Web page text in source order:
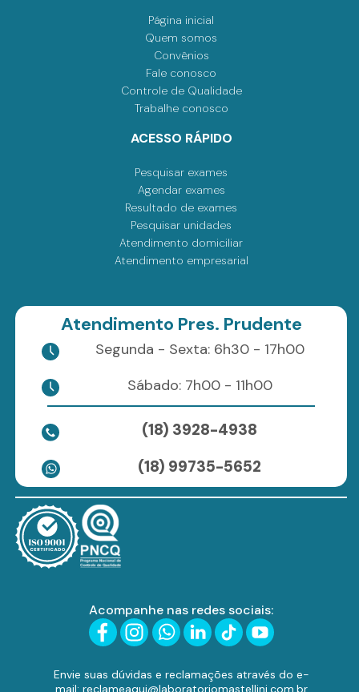
Página inicial
Quem somos
Convênios
Fale conosco
Controle de Qualidade
Trabalhe conosco
ACESSO RÁPIDO
Pesquisar exames
Agendar exames
Resultado de exames
Pesquisar unidades
Atendimento domiciliar
Atendimento empresarial
Atendimento Pres. Prudente
Segunda - Sexta: 6h30 - 17h00
Sábado: 7h00 - 11h00
(18) 3928-4938
(18) 99735-5652
Acompanhe nas redes sociais:
Envie suas dúvidas e reclamações através do e-
mail: reclameaqui@laboratoriomastellini.com.br